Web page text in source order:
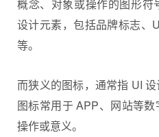
概念、对象或操作的图形
设计元素，包括品牌标志、
等。
而狭义的图标，通常指 UI
图标常用于 APP、网站等
操作或意义。